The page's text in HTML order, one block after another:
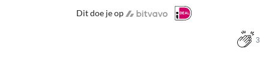
Dit doe je op
3